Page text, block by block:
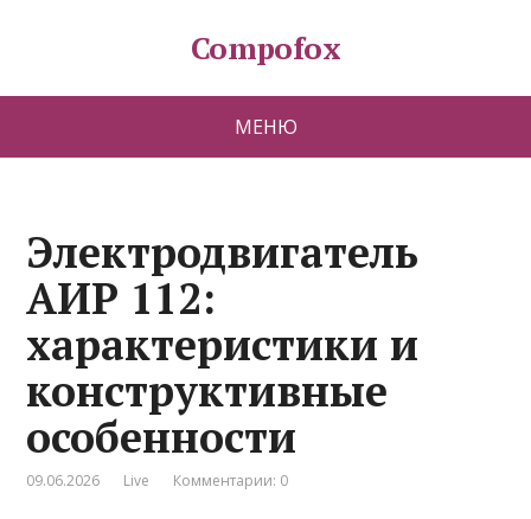
Compofox
МЕНЮ
Электродвигатель
АИР 112:
характеристики и
конструктивные
особенности
09.06.2026 Live Комментарии: 0